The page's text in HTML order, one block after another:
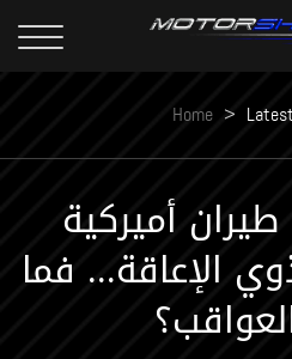
Home >
أميركية
الإعاقة... فما